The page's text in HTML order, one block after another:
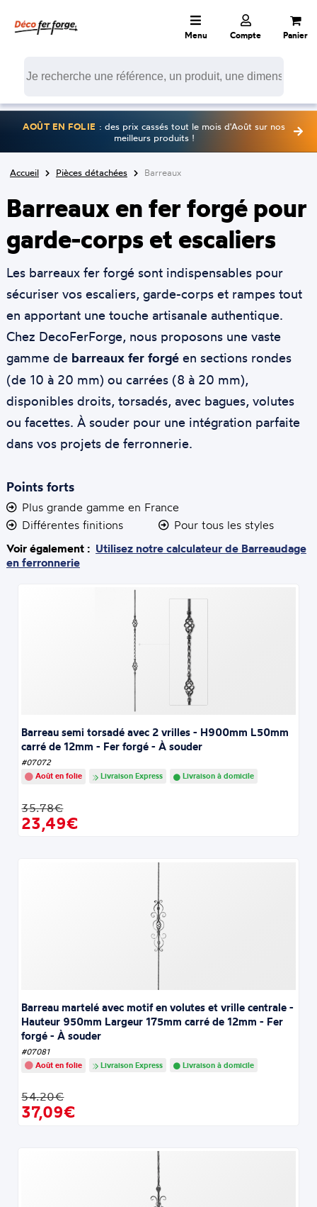
Menu Compte Panier
AOÛT EN FOLIE : des prix cassés tout le mois d'Août sur nos
meilleurs produits !
Accueil Pièces détachées Barreaux
Barreaux en fer forgé pour
garde-corps et escaliers
Les barreaux fer forgé sont indispensables pour
sécuriser vos escaliers, garde-corps et rampes tout
en apportant une touche artisanale authentique.
Chez DecoFerForge, nous proposons une vaste
gamme de barreaux fer forgéen sections rondes
(de 10 à 20 mm) ou carrées (8 à 20 mm),
disponibles droits, torsadés, avec bagues, volutes
ou facettes. À souder pour une intégration parfaite
dans vos projets de ferronnerie.
Points forts
Plus grande gamme en France
Différentes finitions
Pour tous les styles
Voir également : Utilisez notre calculateur de Barreaudage
en ferronnerie
Barreau semi torsadé avec 2 vrilles - H900mm L50mm
carré de 12mm - Fer forgé - À souder
#07072
Août en folie
Livraison Express Livraison à domicile
35.78€
23,49€
Barreau martelé avec motif en volutes et vrille centrale -
Hauteur 950mm Largeur 175mm carré de 12mm - Fer
forgé - À souder
#07081
Août en folie
Livraison Express Livraison à domicile
54.20€
37,09€